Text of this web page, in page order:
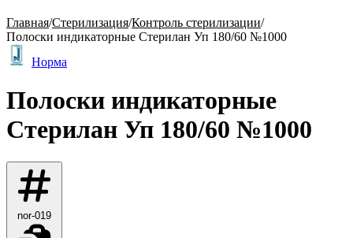
Главная/Стерилизация/Контроль стерилизации/
Полоски индикаторные Стерилан Уп 180/60 №1000
Норма
Полоски индикаторные
Стерилан Уп 180/60 №1000
nor-019